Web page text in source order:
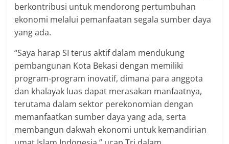
berkontribusi untuk mendorong pertumbuhan
ekonomi melalui pemanfaatan segala sumber daya
yang ada.
“Saya harap SI terus aktif dalam mendukung
pembangunan Kota Bekasi dengan memiliki
program-program inovatif, dimana para anggota
dan khalayak luas dapat merasakan manfaatnya,
terutama dalam sektor perekonomian dengan
memanfaatkan sumber daya yang ada, serta
membangun dakwah ekonomi untuk kemandirian